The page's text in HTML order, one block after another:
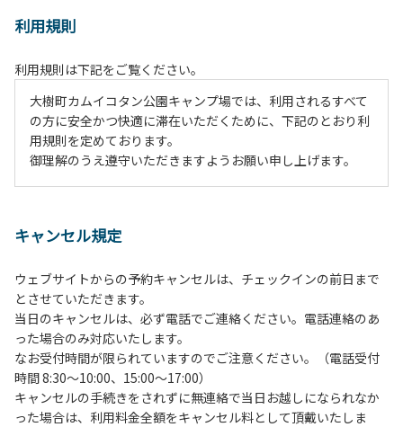
利用規則
利用規則は下記をご覧ください。
大樹町カムイコタン公園キャンプ場では、利用されるすべて
の方に安全かつ快適に滞在いただくために、下記のとおり利
用規則を定めております。
御理解のうえ遵守いただきますようお願い申し上げます。
２、中学生以下だけでの利用はできません。高校生以上の方
３、テントサイト（多目的広場を含む。）の使用は、事前に
予約いただいた方のみで、連泊の方を除き、正午からです。
基本的に、テント1張りにつき1区画の予約をお願いします。
管理棟にてチェックインの手続きを行ってください。午後3
時前にお越しの方は、午後3時になりましたら管理棟にて手
続きを行ってください。午後5時過ぎにお越しの方は、翌朝
手続きを行ってください。
４、車両は、荷物の積み下ろし時以外は、駐車場にとめてく
キャンセル規定
ウェブサイトからの予約キャンセルは、チェックインの前日まで
とさせていただきます。
当日のキャンセルは、必ず電話でご連絡ください。電話連絡のあ
った場合のみ対応いたします。
なお受付時間が限られていますのでご注意ください。（電話受付
時間 8:30～10:00、15:00～17:00）
キャンセルの手続きをされずに無連絡で当日お越しになられなか
った場合は、利用料金全額をキャンセル料として頂戴いたしま